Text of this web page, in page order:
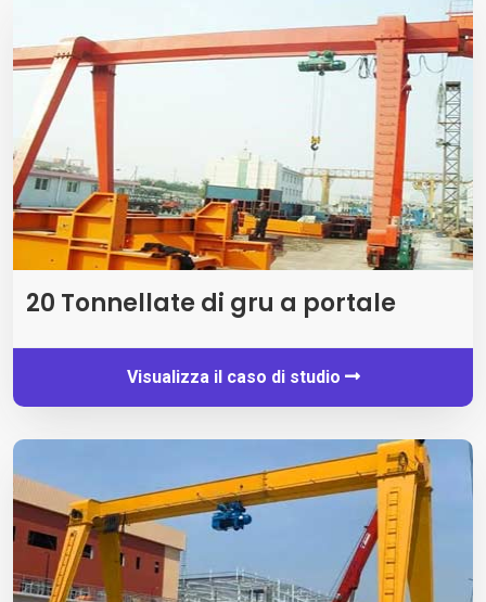
20 Tonnellate di gru a portale
Visualizza il caso di studio